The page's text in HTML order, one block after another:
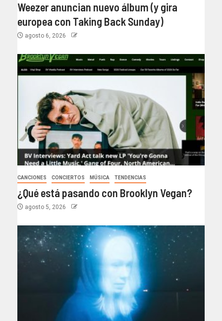
Weezer anuncian nuevo álbum (y gira
europea con Taking Back Sunday)
agosto 6, 2026
CANCIONES CONCIERTOS MÚSICA TENDENCIAS
¿Qué está pasando con Brooklyn Vegan?
agosto 5, 2026